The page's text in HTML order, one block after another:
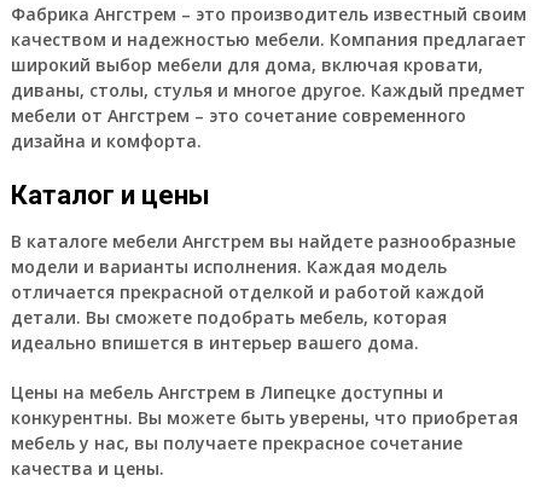
Фабрика Ангстрем – это производитель известный своим
качеством и надежностью мебели. Компания предлагает
широкий выбор мебели для дома, включая кровати,
диваны, столы, стулья и многое другое. Каждый предмет
мебели от Ангстрем – это сочетание современного
дизайна и комфорта.
Каталог и цены
В каталоге мебели Ангстрем вы найдете разнообразные
модели и варианты исполнения. Каждая модель
отличается прекрасной отделкой и работой каждой
детали. Вы сможете подобрать мебель, которая
идеально впишется в интерьер вашего дома.
Цены на мебель Ангстрем в Липецке доступны и
конкурентны. Вы можете быть уверены, что приобретая
мебель у нас, вы получаете прекрасное сочетание
качества и цены.